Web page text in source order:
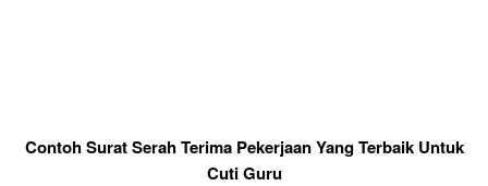
Contoh Surat Serah Terima Pekerjaan Yang Terbaik Untuk
Cuti Guru